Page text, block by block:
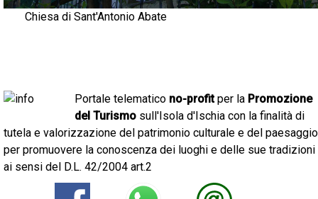
Chiesa di Sant'Antonio Abate
Portale telematico no-profitper la Promozione
del Turismo sull'Isola d'Ischia con la finalità di
tutela e valorizzazione del patrimonio culturale e del paesaggio
per promuovere la conoscenza dei luoghi e delle sue tradizioni
ai sensi del D.L. 42/2004 art.2